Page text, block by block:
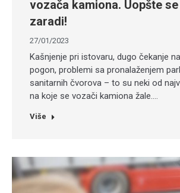
vozača kamiona. Uopšte
zaradi!
27/01/2023
Kašnjenje pri istovaru, dugo čekanje
pogon, problemi sa pronalaženjem
sanitarnih čvorova – to su neki od
na koje se vozači kamiona žale.…
Više